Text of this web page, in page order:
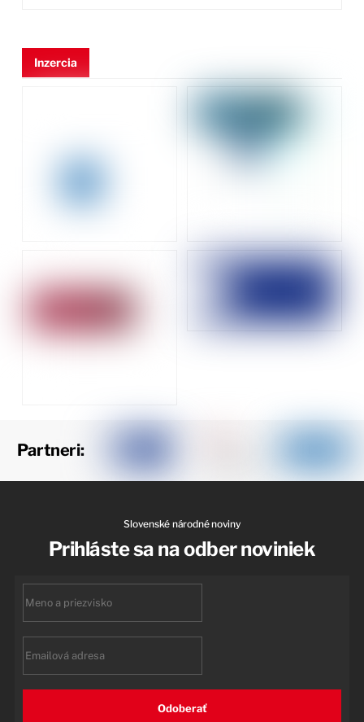
Inzercia
Partneri:
Slovenské národné noviny
Prihláste sa na odber noviniek
Odoberať